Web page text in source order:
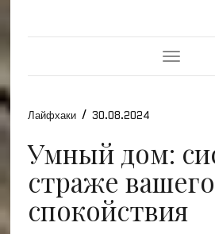
Toggle
Лайфхаки / 30.08.2024
Умный дом:
страже вашего
спокойствия